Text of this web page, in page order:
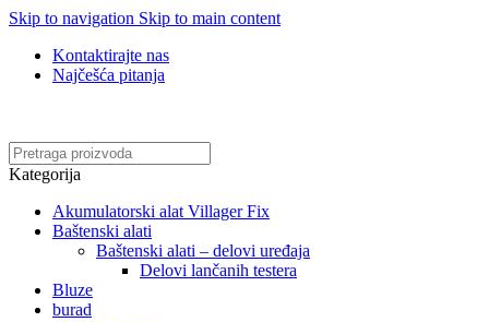
Skip to navigation Skip to main content
Kontaktirajte nas
Najčešća pitanja
Kategorija
Akumulatorski alat Villager Fix
Baštenski alati
Baštenski alati – delovi uređaja
Delovi lančanih testera
Bluze
burad